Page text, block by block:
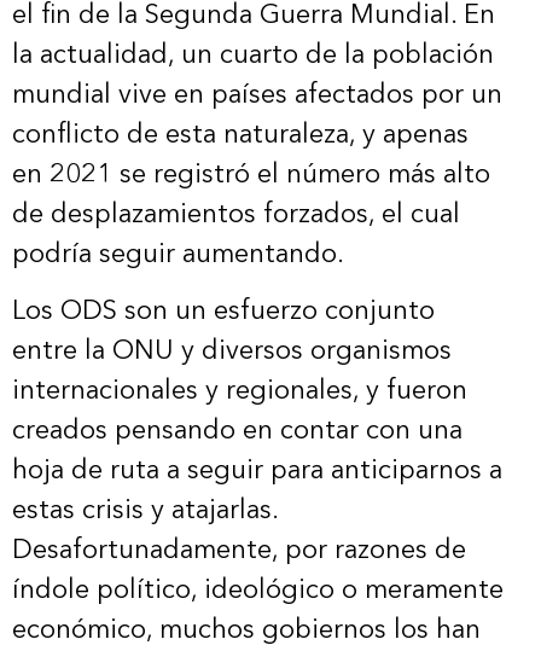
el fin de la Segunda Guerra Mundial. En
la actualidad, un cuarto de la población
mundial vive en países afectados por un
conflicto de esta naturaleza, y apenas
en 2021 se registró el número más alto
de desplazamientos forzados, el cual
podría seguir aumentando.
Los ODS son un esfuerzo conjunto
entre la ONU y diversos organismos
internacionales y regionales, y fueron
creados pensando en contar con una
hoja de ruta a seguir para anticiparnos a
estas crisis y atajarlas.
Desafortunadamente, por razones de
índole político, ideológico o meramente
económico, muchos gobiernos los han